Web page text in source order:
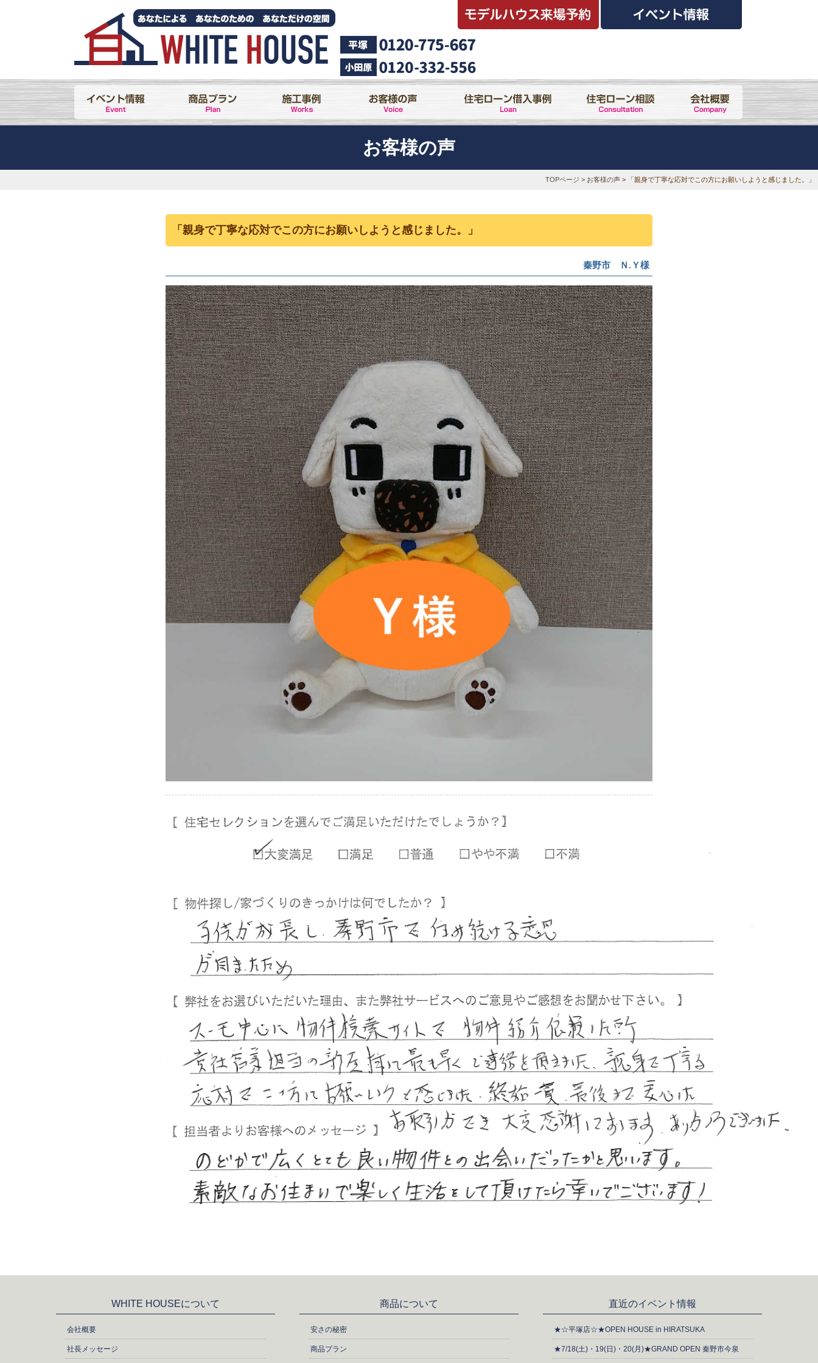
お客様の声
TOPページ > お客様の声 > 「親身で丁寧な応対でこの方にお願いしようと感じました。」
「親身で丁寧な応対でこの方にお願いしようと感じました。」
秦野市 Ｎ.Ｙ様
WHITE HOUSEについて
会社概要
社長メッセージ
商品について
安さの秘密
商品プラン
直近のイベント情報
★☆平塚店☆★OPEN HOUSE in HIRATSUKA
★7/18(土)・19(日)・20(月)★GRAND OPEN 秦野市今泉